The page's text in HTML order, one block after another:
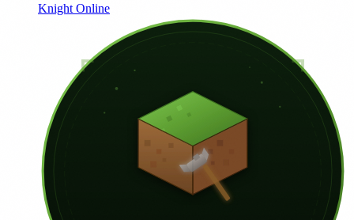
Knight Online